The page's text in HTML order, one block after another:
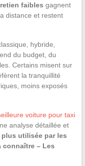
faibles gagnent
distance et restent
hybride,
du budget, du
Certains misent sur
la tranquillité
moins exposés
voiture pour taxi
analyse détaillée et
utilisée par les
– Les